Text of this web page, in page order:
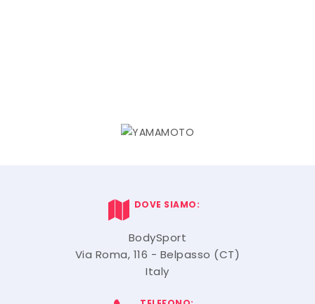
DOVE SIAMO:
BodySport
Via Roma, 116 - Belpasso (CT)
Italy